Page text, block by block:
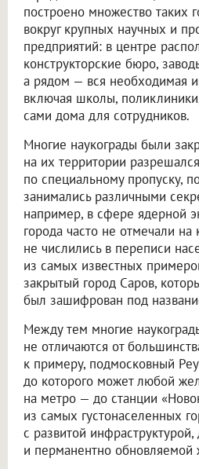
построено множество таких
вокруг крупных научных и
предприятий: в центре
конструкторские бюро,
а рядом — вся необходимая
включая школы,
сами дома для сотрудников.
Многие наукограды были
на их территории
по специальному пропуску,
занимались различными
например, в сфере ядерной
города часто не отмечали на
не числились в переписи
из самых известных
закрытый город Саров,
был зашифрован под
Между тем многие
не отличаются от
к примеру, подмосковный
до которого может любой
на метро — до станции
из самых густонаселенных
с развитой
и перманентно обновляемой